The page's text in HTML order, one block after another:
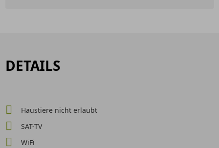
DETAILS
Haustiere nicht erlaubt
SAT-TV
WiFi